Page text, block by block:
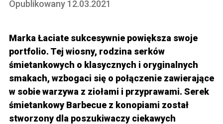
Opublikowany 12.03.2021
Marka Łaciate sukcesywnie powiększa swoje
portfolio. Tej wiosny, rodzina serków
śmietankowych o klasycznych i oryginalnych
smakach, wzbogaci się o połączenie zawierające
w sobie warzywa z ziołami i przyprawami. Serek
śmietankowy Barbecue z konopiami został
stworzony dla poszukiwaczy ciekawych